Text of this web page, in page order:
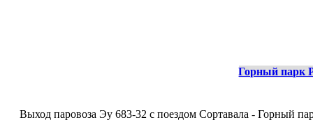
Горный парк
Выход паровоза Эу 683-32 с поездом Сортавала - Горный